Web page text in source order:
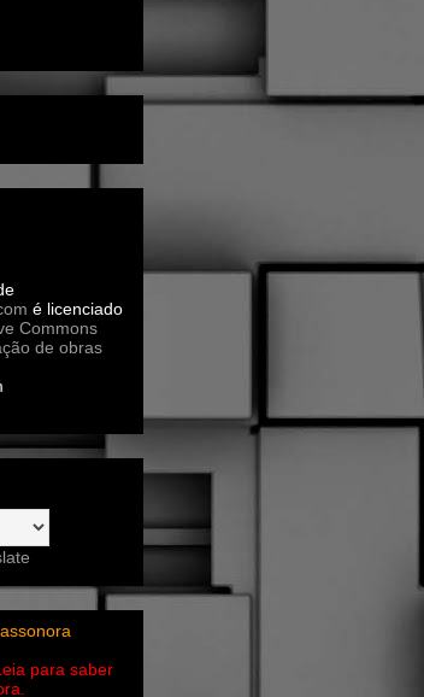
é licenciado
Commons
de obras
para saber